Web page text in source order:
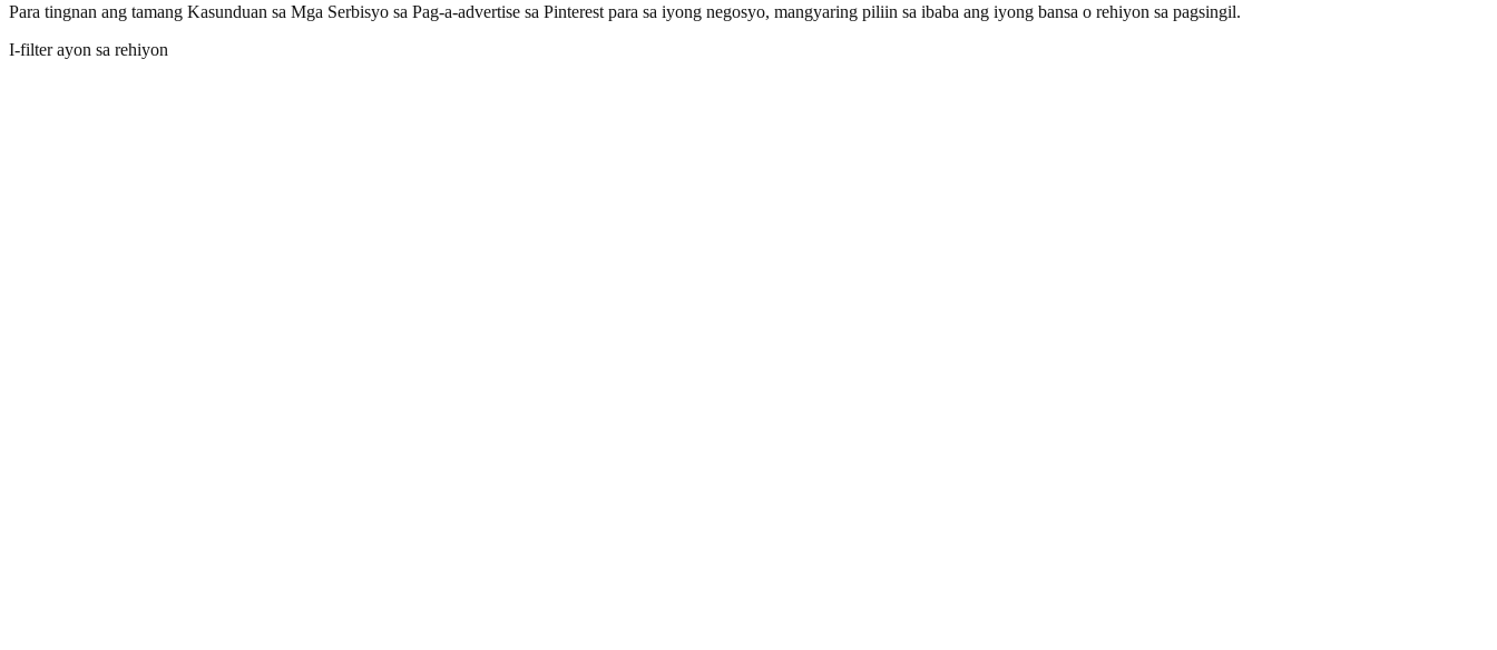
Para tingnan ang tamang Kasunduan sa Mga Serbisyo sa Pag-a-advertise sa Pinterest para sa iyong negosyo, mangyaring piliin sa ibaba ang iyong bansa o rehiyon sa pagsingil.
I-filter ayon sa rehiyon